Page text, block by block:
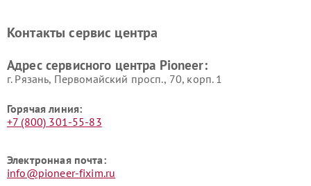
Контакты сервис центра
Адрес сервисного центра Pioneer:
г. Рязань, Первомайский просп., 70, корп. 1
Горячая линия:
+7 (800) 301-55-83
Электронная почта:
info@pioneer-fixim.ru